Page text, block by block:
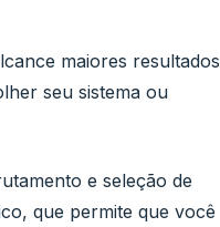
maiores resultados
seu sistema ou
e seleção de
que permite que você